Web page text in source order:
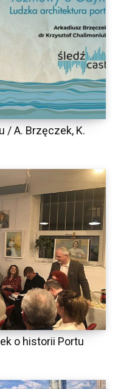
/ A. Brzęczek, K.
o historii Portu